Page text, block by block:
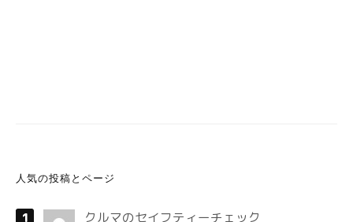
人気の投稿とページ
クルマのセイフティーチェック